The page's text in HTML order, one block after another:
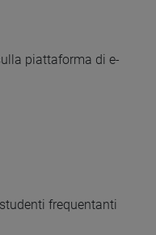
piattaforma di e-
frequentanti